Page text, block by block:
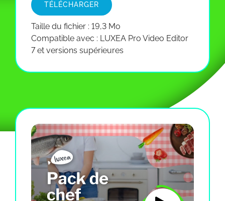
TÉLÉCHARGER
Taille du fichier : 19,3 Mo
Compatible avec : LUXEA Pro Video Editor
7 et versions supérieures